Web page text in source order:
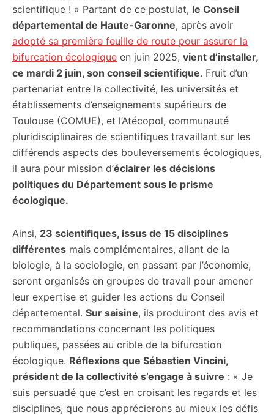
scientifique ! » Partant de ce postulat, le Conseil
départemental de Haute-Garonne, après avoir
adopté sa première feuille de route pour assurer la
bifurcation écologique en juin 2025, vient d’installer,
ce mardi 2 juin, son conseil scientifique. Fruit d’un
partenariat entre la collectivité, les universités et
établissements d’enseignements supérieurs de
Toulouse (COMUE), et l’Atécopol, communauté
pluridisciplinaires de scientifiques travaillant sur les
différends aspects des bouleversements écologiques,
il aura pour mission d’éclairer les décisions
politiques du Département sous le prisme
écologique.
Ainsi, 23 scientifiques, issus de 15 disciplines
différentes mais complémentaires, allant de la
biologie, à la sociologie, en passant par l’économie,
seront organisés en groupes de travail pour amener
leur expertise et guider les actions du Conseil
départemental. Sur saisine, ils produiront des avis et
recommandations concernant les politiques
publiques, passées au crible de la bifurcation
écologique. Réflexions que Sébastien Vincini,
président de la collectivité s’engage à suivre : « Je
suis persuadé que c’est en croisant les regards et les
disciplines, que nous apprécierons au mieux les défis